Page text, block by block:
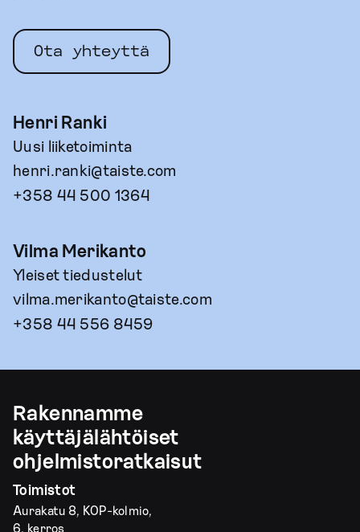
Ota yhteyttä
Henri Ranki
Uusi liiketoiminta
henri.ranki@taiste.com
+358 44 500 1364
Vilma Merikanto
Yleiset tiedustelut
vilma.merikanto@taiste.com
+358 44 556 8459
Toimistot
Aurakatu 8, KOP-kolmio,
6. kerros
Rakennamme
käyttäjälähtöiset
ohjelmistoratkaisut